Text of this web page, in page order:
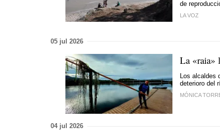
de
LA VOZ
05 jul 2026
La «raia»
Los alcaldes
deterioro del
MÓNICA
04 jul 2026